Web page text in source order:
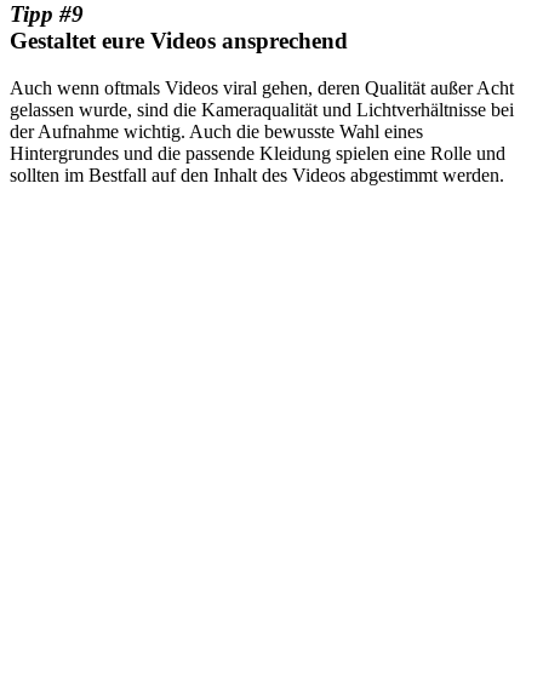
Tipp #9
Gestaltet eure Videos ansprechend
Auch wenn oftmals Videos viral gehen, deren Qualität außer Acht
gelassen wurde, sind die Kameraqualität und Lichtverhältnisse bei
der Aufnahme wichtig. Auch die bewusste Wahl eines
Hintergrundes und die passende Kleidung spielen eine Rolle und
sollten im Bestfall auf den Inhalt des Videos abgestimmt werden.